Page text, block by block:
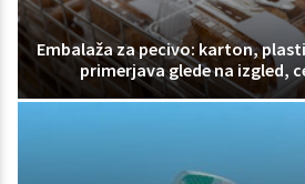
Embalaža za pecivo: karton,
primerjava glede na izgled,